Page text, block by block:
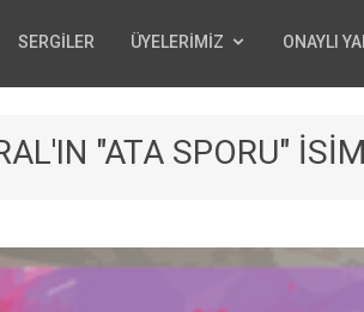
SERGİLER ÜYELERİMİZ ONAYLI
"ATA SPORU"